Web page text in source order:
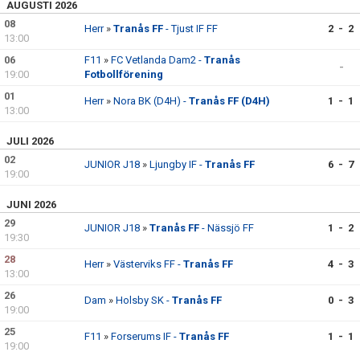
AUGUSTI 2026
08
13:00
Herr» Tranås FF - Tjust IF FF 2 - 2
06
19:00
F11 » FC Vetlanda Dam2 - Tranås
Fotbollförening
-
01
13:00
Herr» Nora BK (D4H) - Tranås FF (D4H) 1 - 1
JULI 2026
02
19:00
JUNIOR J18 » Ljungby IF - Tranås FF 6 - 7
JUNI 2026
29
19:30
JUNIOR J18 » Tranås FF - Nässjö FF 1 - 2
28
13:00
Herr» Västerviks FF - Tranås FF 4 - 3
26
19:00
Dam » Holsby SK - Tranås FF 0 - 3
25
19:00
F11 » Forserums IF - Tranås FF 1 - 1